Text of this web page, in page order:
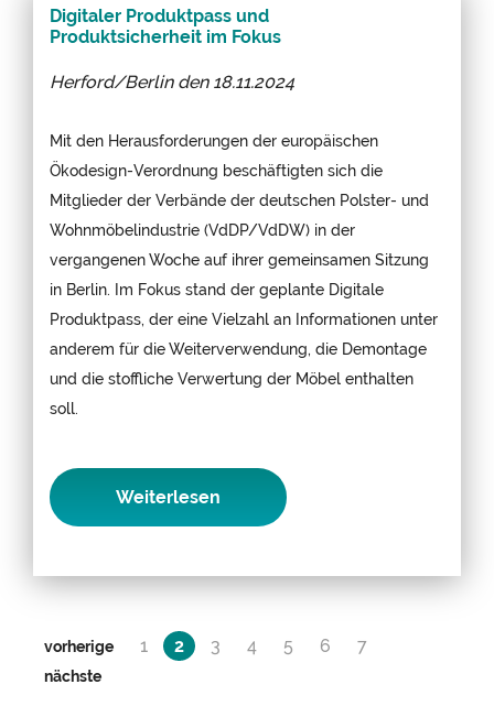
Digitaler Produktpass und
Produktsicherheit im Fokus
Herford/Berlin den 18.11.2024
Mit den Herausforderungen der europäischen
Ökodesign-Verordnung beschäftigten sich die
Mitglieder der Verbände der deutschen Polster- und
Wohnmöbelindustrie (VdDP/VdDW) in der
vergangenen Woche auf ihrer gemeinsamen Sitzung
in Berlin. Im Fokus stand der geplante Digitale
Produktpass, der eine Vielzahl an Informationen unter
anderem für die Weiterverwendung, die Demontage
und die stoffliche Verwertung der Möbel enthalten
soll.
Weiterlesen
vorherige 1 2 3 4 5 6 7
nächste